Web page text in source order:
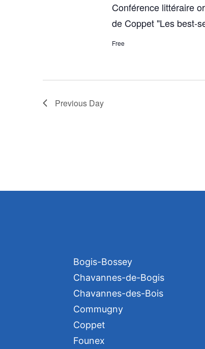
Conférence littéraire
de Coppet "Les best-
Free
Previous Day
Bogis-Bossey
Chavannes-de-Bogis
Chavannes-des-Bois
Commugny
Coppet
Founex